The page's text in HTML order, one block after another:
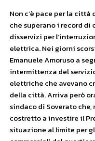
Non c’è pace per la
che superano i record di
disservizi per
elettrica. Nei giorni
Emanuele Amoruso a
intermittenza del
elettriche che avevano
della città. Arriva però
sindaco di Soverato
costretto a investire il
situazione al limite per